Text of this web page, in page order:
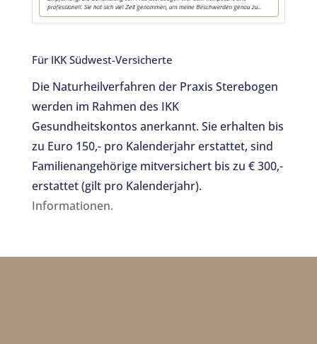
Für IKK Südwest-Versicherte
Die Naturheilverfahren der Praxis Sterebogen
werden im Rahmen des IKK
Gesundheitskontos anerkannt. Sie erhalten bis
zu Euro 150,- pro Kalenderjahr erstattet, sind
Familienangehörige mitversichert bis zu € 300,-
erstattet (gilt pro Kalenderjahr).
Informationen.